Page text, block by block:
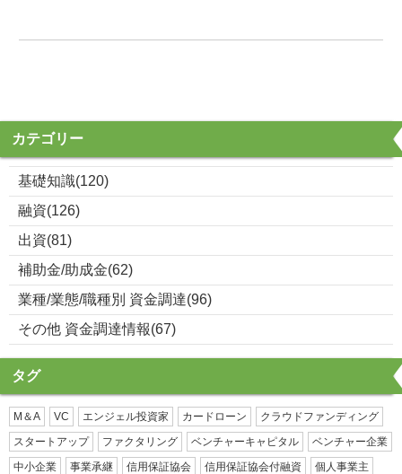
カテゴリー
基礎知識(120)
融資(126)
出資(81)
補助金/助成金(62)
業種/業態/職種別 資金調達(96)
その他 資金調達情報(67)
タグ
M＆A VC エンジェル投資家 カードローン
クラウドファンディング
スタートアップ
ファクタリング ベンチャーキャピタル
ベンチャー企業
中小企業
事業承継 信用保証協会 信用保証協会付融資
個人事業主